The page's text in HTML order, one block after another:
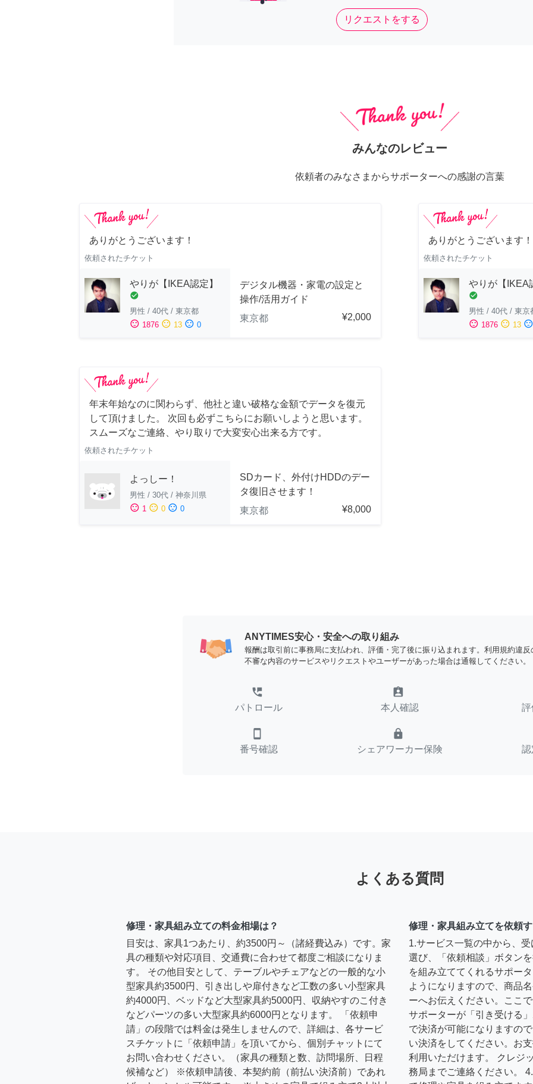
リクエストをする
みんなのレビュー
依頼者のみなさまからサポーターへの感謝の言葉
ありがとうございます！
依頼されたチケット
やりが【IKEA認定】
check_circle
男性 / 40代 / 東京都
sentiment_satisfied 1876 sentiment_neutral 13 sentiment_dissatisfied 0
デジタル機器・家電の設定と
操作/活用ガイド
東京都
¥2,000
ありがとうございます！
依頼されたチケット
やりが【IKEA
check_circle
男性 / 40代 / 東京
sentiment_satisfied 1876 sentiment_neutral 13 sentiment_dissatisfied
年末年始なのに関わらず、他社と違い破格な金額でデータを復元
して頂けました。 次回も必ずこちらにお願いしようと思います。
スムーズなご連絡、やり取りで大変安心出来る方です。
依頼されたチケット
よっしー！
男性 / 30代 / 神奈川県
sentiment_satisfied 1 sentiment_neutral 0 sentiment_dissatisfied 0
SDカード、外付けHDDのデー
タ復旧させます！
東京都
¥8,000
ANYTIMES安心・安全への取り組み
報酬は取引前に事務局に支払われ、評価・完了後に振り込まれます。利用規約違
不審な内容のサービスやリクエストやユーザーがあった場合は通報してください。
perm_phone_msg
パトロール
assignment_ind
本人確認
smartphone
番号確認
lock
シェアワーカー保険
よくある質問
修理・家具組み立ての料金相場は？
目安は、家具1つあたり、約3500円～（諸経費込み）です。家
具の種類や対応項目、交通費に合わせて都度ご相談になりま
す。 その他目安として、テーブルやチェアなどの一般的な小
型家具約3500円、引き出しや扉付きなど工数の多い小型家具
約4000円、ベッドなど大型家具約5000円、収納やすのこ付き
などパーツの多い大型家具約6000円となります。 「依頼申
請」の段階では料金は発生しませんので、詳細は、各サービ
スチケットに「依頼申請」を頂いてから、個別チャットにて
お問い合わせください。（家具の種類と数、訪問場所、日程
候補など） ※依頼申請後、本契約前（前払い決済前）であれ
修理・家具組み立てを依頼
1.サービス一覧の中から、
選び、「依頼相談」ボタン
を組み立ててくれるサポー
ようになりますので、商品
ーへお伝えください。ここ
サポーターが「引き受ける
で決済が可能になりますの
い決済をしてください。お
利用いただけます。 クレジ
務局までご連絡ください。